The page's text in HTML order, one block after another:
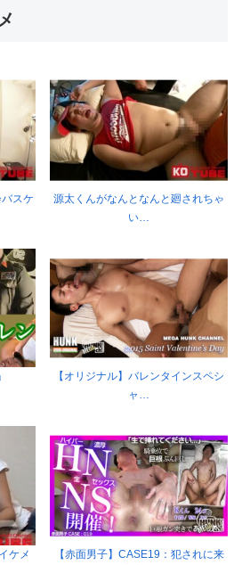
スケ
源太くんがなんとなんと廻されちゃ
い…
【オリジナル】バレンタインスペシ
ャ…
ケメ
【赤面男子】CASE19：犯されに来